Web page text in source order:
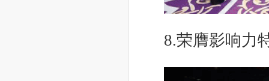
8.荣膺影响力